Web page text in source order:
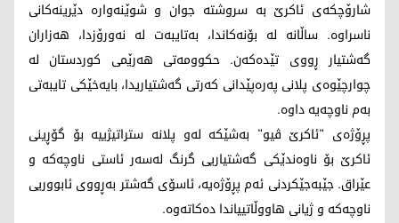
شارۆچکەی ئاکرێ بە سروشتە جوان و شوێنەوارە دێرینەکانی
ناسراوە. ساڵانە لە بۆنەکاندا، بەتایبەت لە نەورۆزدا، هەزاران
گەشتیار ڕووی تێدەکەن. حکوومەتی هەرێمی کوردستان لە
چوارچێوەی پلانی پەرەپێدانی کەرتی گەشتیاریدا، بایەخێکی تایبەتی
بەم ناوچەیە داوە.
پڕۆژەی "ئاکرێ ڤیو" بەشێکە لەو پلانە ستراتیژییە بۆ گۆڕینی
ئاکرێ بۆ ناوەندێکی گەشتیاریی گرنگ لەسەر ئاستی ناوچەکە و
عێراق. جێبەجێکردنی ئەم پڕۆژەیە، ئاسۆی گەشتر بەڕووی ئابووریی
ناوچەکە و ژیانی هاووڵاتییاندا دەکاتەوە.